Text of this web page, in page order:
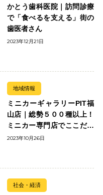
かとう歯科医院｜訪問診療
で「食べるを支える」街の
歯医者さん
2023年12月21日
地域情報
ミニカーギャラリーPIT福
山店｜総勢５００種以上！
ミニカー専門店でここだけ
の出会いを楽しもう
2023年10月26日
社会・経済